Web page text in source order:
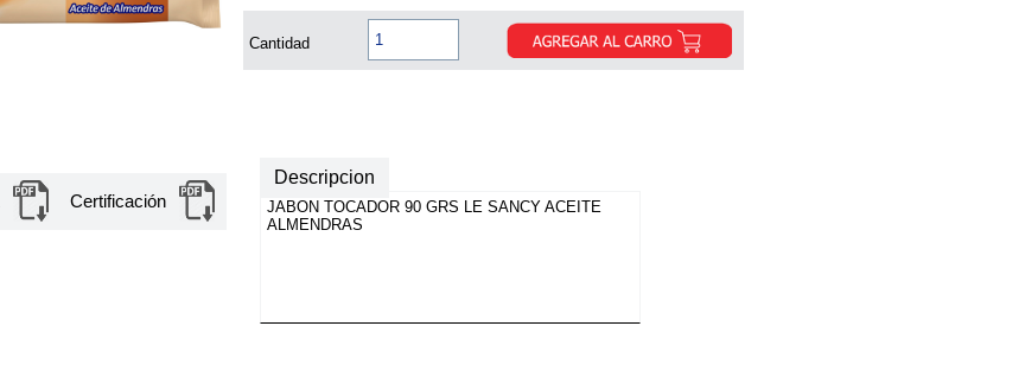
Cantidad
Certificación
Descripcion
JABON TOCADOR 90 GRS LE SANCY ACEITE
ALMENDRAS